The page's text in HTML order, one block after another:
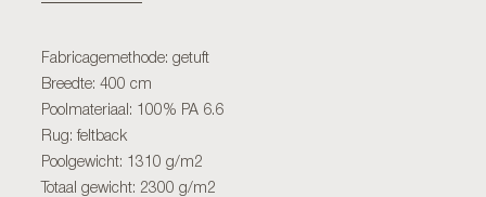
Fabricagemethode: getuft
Breedte: 400 cm
Poolmateriaal: 100% PA 6.6
Rug: feltback
Poolgewicht: 1310 g/m2
Totaal gewicht: 2300 g/m2